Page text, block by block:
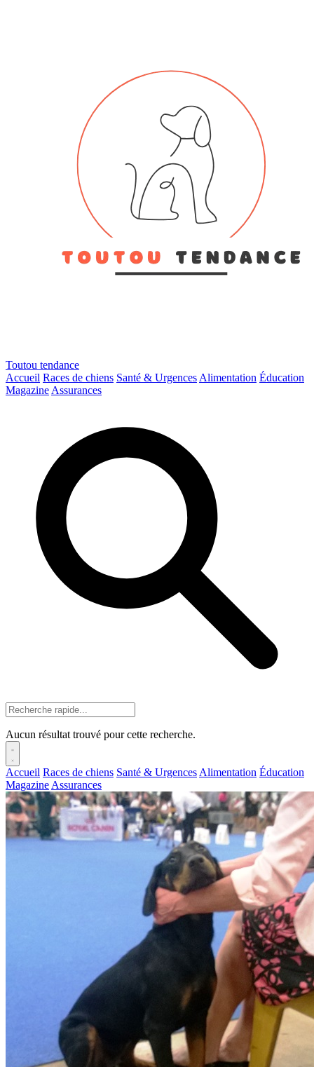
Toutou tendance
Accueil Races de chiens Santé & Urgences Alimentation Éducation
Magazine Assurances
Aucun résultat trouvé pour cette recherche.
Accueil Races de chiens Santé & Urgences Alimentation Éducation
Magazine Assurances